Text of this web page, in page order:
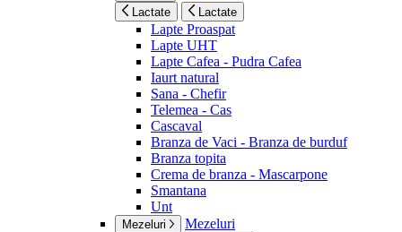
Lactate Lactate
Lapte Proaspat
Lapte UHT
Lapte Cafea - Pudra Cafea
Iaurt natural
Sana - Chefir
Telemea - Cas
Cascaval
Branza de Vaci - Branza de burduf
Branza topita
Crema de branza - Mascarpone
Smantana
Unt
Mezeluri Mezeluri